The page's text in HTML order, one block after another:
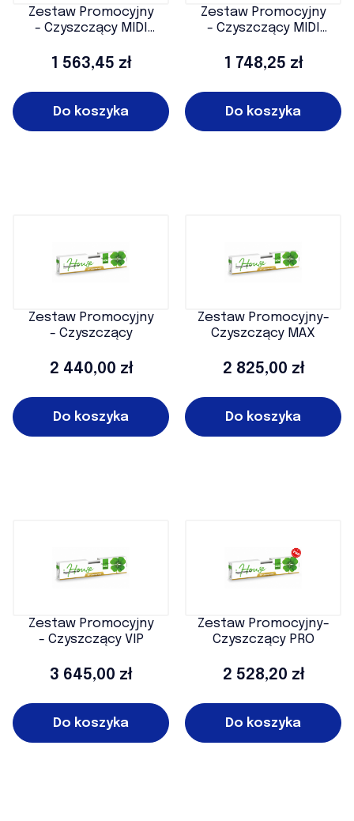
Zestaw Promocyjny
- Czyszczący MIDI
Cena
1 563,45 zł
Do koszyka
Zestaw Promocyjny
- Czyszczący MIDI
Cena
1 748,25 zł
Do koszyka
Zestaw Promocyjny
- Czyszczący
Cena
2 440,00 zł
Do koszyka
Zestaw Promocyjny-
Czyszczący MAX
Cena
2 825,00 zł
Do koszyka
Zestaw Promocyjny
- Czyszczący VIP
Cena
3 645,00 zł
Do koszyka
Zestaw Promocyjny-
Czyszczący PRO
Cena
2 528,20 zł
Do koszyka